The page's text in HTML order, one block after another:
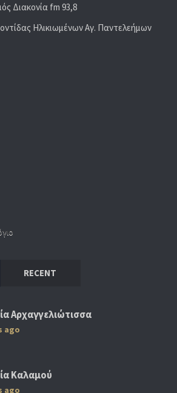
Διακονία fm 93,8
Ηλικιωμένων Αγ. Παντελεήμων
RECENT
Αρχαγγελιώτισσα
ago
Καλαμού
ago